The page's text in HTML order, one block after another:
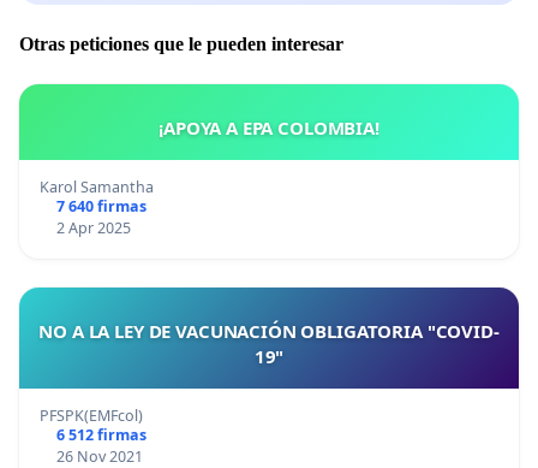
Otras peticiones que le pueden interesar
¡APOYA A EPA COLOMBIA!
Karol Samantha
7 640 firmas
2 Apr 2025
NO A LA LEY DE VACUNACIÓN OBLIGATORIA "COVID-
19"
PFSPK(EMFcol)
6 512 firmas
26 Nov 2021